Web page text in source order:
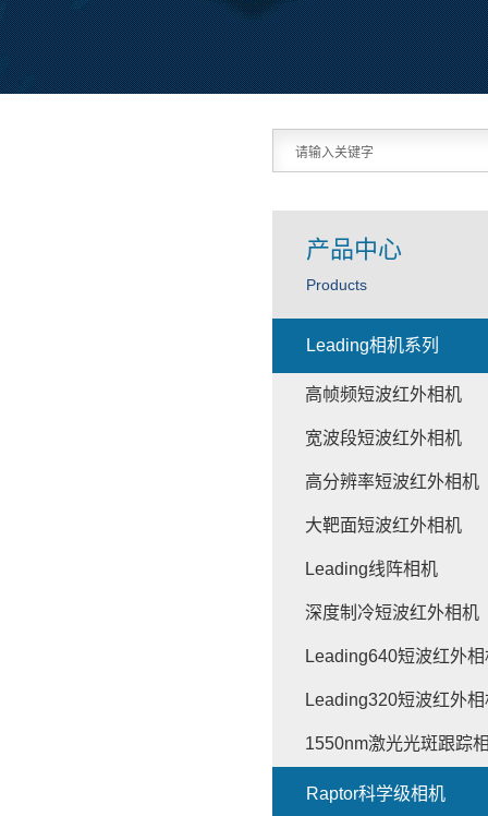
产品中心
Products
Leading相机系列
高帧频短波红外相机
宽波段短波红外相机
高分辨率短波红外相机
大靶面短波红外相机
Leading线阵相机
深度制冷短波红外相机
Leading640短波红外相
Leading320短波红外相
1550nm激光光斑跟踪
Raptor科学级相机